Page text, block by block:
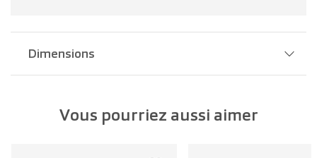
Dimensions
Largeur verre: 55 mm
Vous pourriez aussi aimer